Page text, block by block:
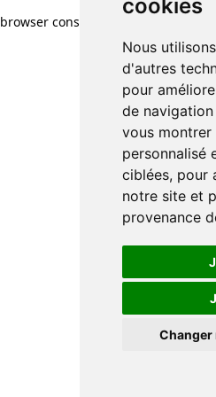
cookies
Nous
d'autres
pour
de
vous montrer
personnalisé
ciblées, pour
notre site et
provenance
Changer
browser console for more